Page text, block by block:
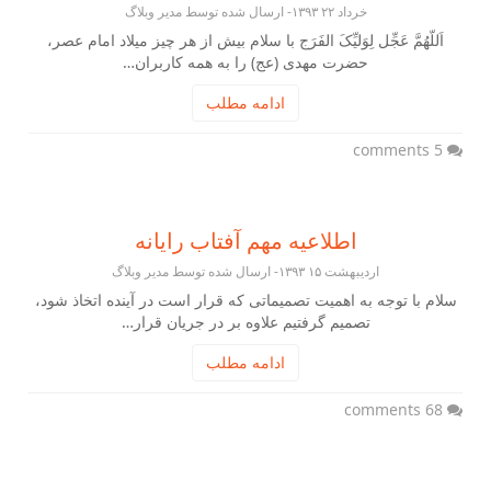
خرداد ۲۲ ۱۳۹۳- ارسال شده توسط مدیر وبلاگ
اَللّهُمَّ عَجِّل لِوَلیِّکَ الفَرَج با سلام بیش از هر چیز میلاد امام عصر،
حضرت مهدی (عج) را به همه کاربران…
ادامه مطلب
5 comments
اطلاعیه مهم آفتاب رایانه
اردیبهشت ۱۵ ۱۳۹۳- ارسال شده توسط مدیر وبلاگ
سلام با توجه به اهمیت تصمیماتی که قرار است در آینده اتخاذ شود،
تصمیم گرفتیم علاوه بر در جریان قرار…
ادامه مطلب
68 comments